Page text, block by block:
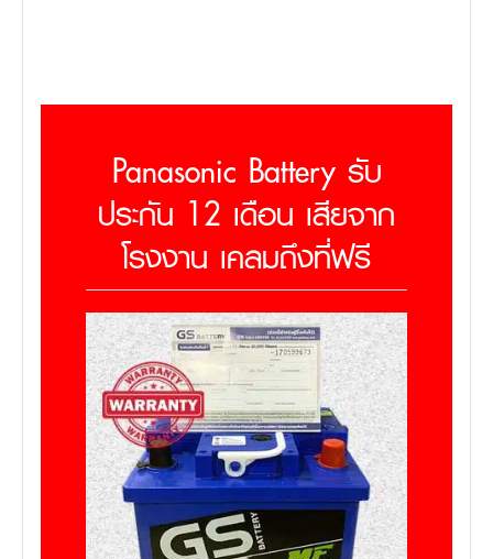
Panasonic Battery รับ
ประกัน 12 เดือน เสียจาก
โรงงาน เคลมถึงที่ฟรี